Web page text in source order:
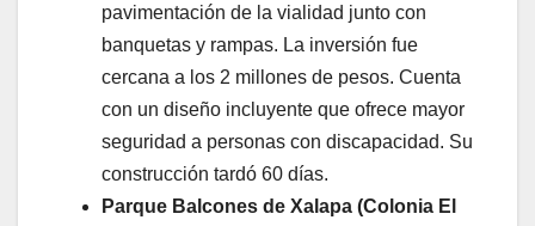
pavimentación de la vialidad junto con
banquetas y rampas. La inversión fue
cercana a los 2 millones de pesos. Cuenta
con un diseño incluyente que ofrece mayor
seguridad a personas con discapacidad. Su
construcción tardó 60 días.
Parque Balcones de Xalapa (Colonia El